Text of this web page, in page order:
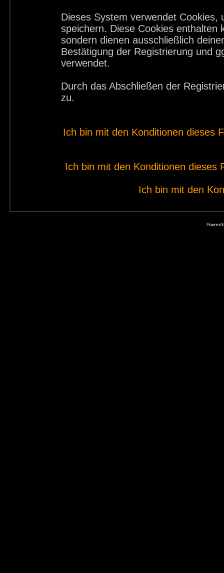
Dieses System verwendet
speichern. Diese Cookies enthalten
sondern dienen ausschließlich
Bestätigung der Registrierung und
verwendet.
Durch das Abschließen der
zu.
Ich bin mit den Konditionen dieses
Ich bin mit den Konditionen dieses
Ich bin mit den
Powered